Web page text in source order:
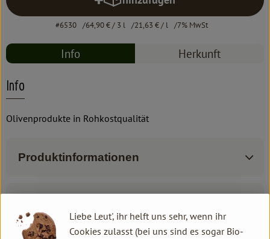
Produkt zum Warenkorb
#6530 64,90 €/ 3 l 21,63 €/ l 7% MwSt
Info Herkunft
Info
Olivenprodukte in Rohkostqualität
Produktinformationen
Liebe Leut', ihr helft uns sehr, wenn ihr
Cookies zulasst (bei uns sind es sogar Bio-